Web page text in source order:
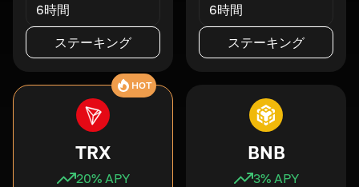
6時間
ステーキング
6時間
ステーキング
HOT
TRX
20% APY
BNB
3% APY